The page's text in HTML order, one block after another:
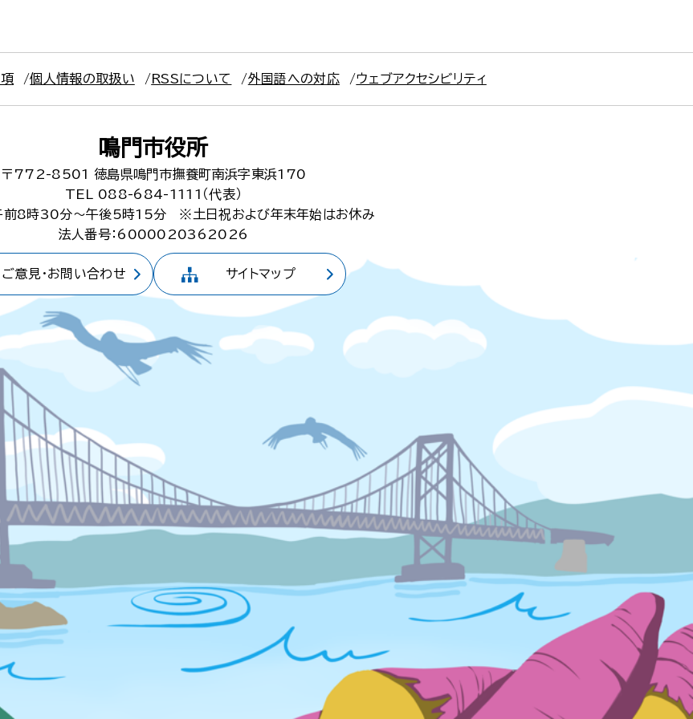
個人情報の取扱い RSSについて 外国語への対応 ウェブアクセシビリティ
鳴門市役所
〒772-8501
徳島県鳴門市撫養町南浜字東浜170
TEL 088-684-1111（代表）
前8時30分～午後5時15分
※土日祝および年末年始はお休み
法人番号：6000020362026
ご意見・お問い合わせ サイトマップ